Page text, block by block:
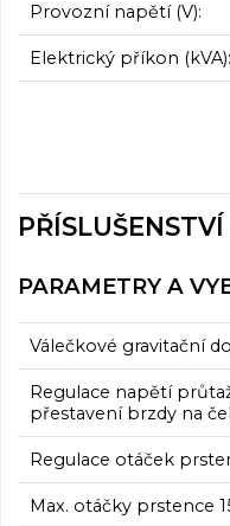
Provozní napětí (V):
Elektrický příkon (kVA):
PŘÍSLUŠENSTVÍ
PARAMETRY A
Válečkové gravitační
Regulace napětí
přestavení brzdy na
Regulace otáček
Max. otáčky prstence